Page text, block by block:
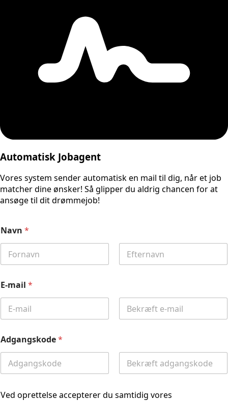
Automatisk Jobagent
Vores system sender automatisk en mail til dig, når et job
matcher dine ønsker! Så glipper du aldrig chancen for at
ansøge til dit drømmejob!
Navn *
E-mail *
Adgangskode*
Ved oprettelse accepterer du samtidig vores